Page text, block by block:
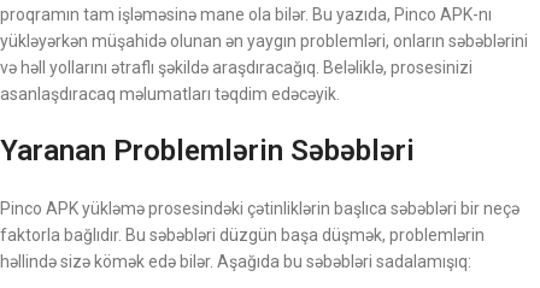
proqramın tam işləməsinə mane ola bilər. Bu yazıda, Pinco APK-nı
yükləyərkən müşahidə olunan ən yaygın problemləri, onların səbəblərini
və həll yollarını ətraflı şəkildə araşdıracağıq. Beləliklə, prosesinizi
asanlaşdıracaq məlumatları təqdim edəcəyik.
Yaranan Problemlərin Səbəbləri
Pinco APK yükləmə prosesindəki çətinliklərin başlıca səbəbləri bir neçə
faktorla bağlıdır. Bu səbəbləri düzgün başa düşmək, problemlərin
həllində sizə kömək edə bilər. Aşağıda bu səbəbləri sadalamışıq: